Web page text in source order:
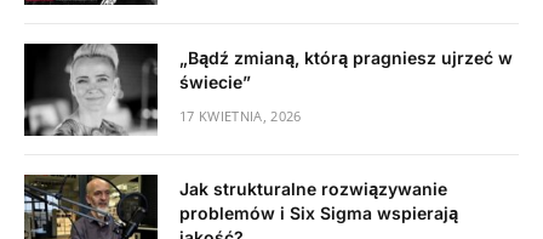
„Bądź zmianą, którą pragniesz ujrzeć w
świecie”
17 KWIETNIA, 2026
Jak strukturalne rozwiązywanie
problemów i Six Sigma wspierają